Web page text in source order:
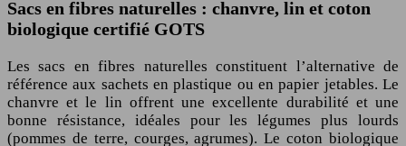
Sacs en fibres naturelles : chanvre, lin et coton
biologique certifié GOTS
Les sacs en fibres naturelles constituent l’alternative de
référence aux sachets en plastique ou en papier jetables. Le
chanvre et le lin offrent une excellente durabilité et une
bonne résistance, idéales pour les légumes plus lourds
(pommes de terre, courges, agrumes). Le coton biologique